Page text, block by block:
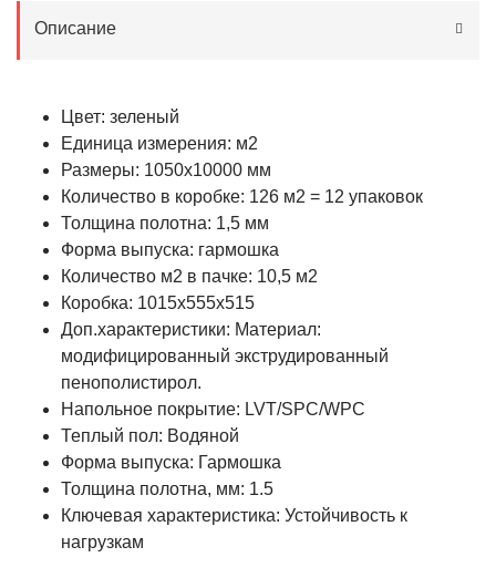
Описание
Цвет: зеленый
Единица измерения: м2
Размеры: 1050х10000 мм
Количество в коробке: 126 м2 = 12 упаковок
Толщина полотна: 1,5 мм
Форма выпуска: гармошка
Количество м2 в пачке: 10,5 м2
Коробка: 1015х555х515
Доп.характеристики: Материал:
модифицированный экструдированный
пенополистирол.
Напольное покрытие: LVT/SPC/WPC
Теплый пол: Водяной
Форма выпуска: Гармошка
Толщина полотна, мм: 1.5
Ключевая характеристика: Устойчивость к
нагрузкам